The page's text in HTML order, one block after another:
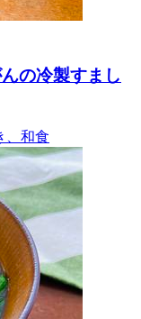
の冷製すまし
、和食